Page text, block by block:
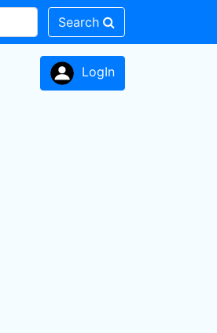
Search
LogIn